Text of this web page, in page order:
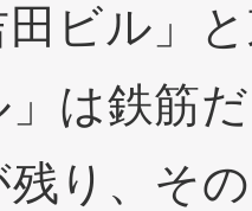
ビル」
」は鉄筋
り、そ